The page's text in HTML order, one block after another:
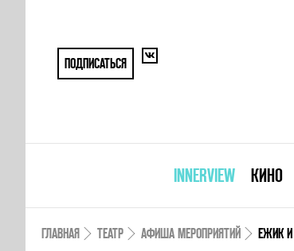
ПОДПИСАТЬСЯ
INNERVIEW КИНО
ГЛАВНАЯ ТЕАТР АФИША МЕРОПРИЯТИЙ ЕЖИК